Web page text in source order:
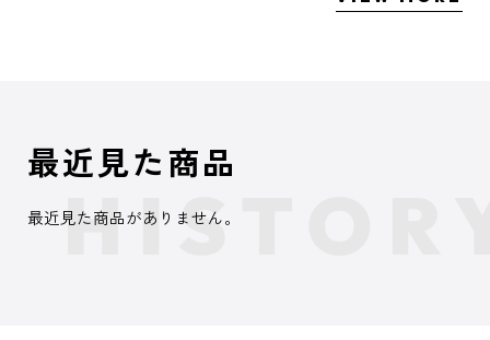
最近見た商品
最近見た商品がありません。